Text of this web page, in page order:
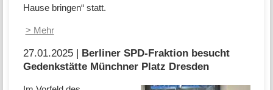
Hause bringen“ statt.
> Mehr
27.01.2025 | Berliner SPD-Fraktion besucht
Gedenkstätte Münchner Platz Dresden